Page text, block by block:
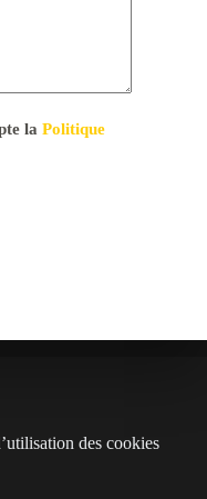
la Politique
des cookies